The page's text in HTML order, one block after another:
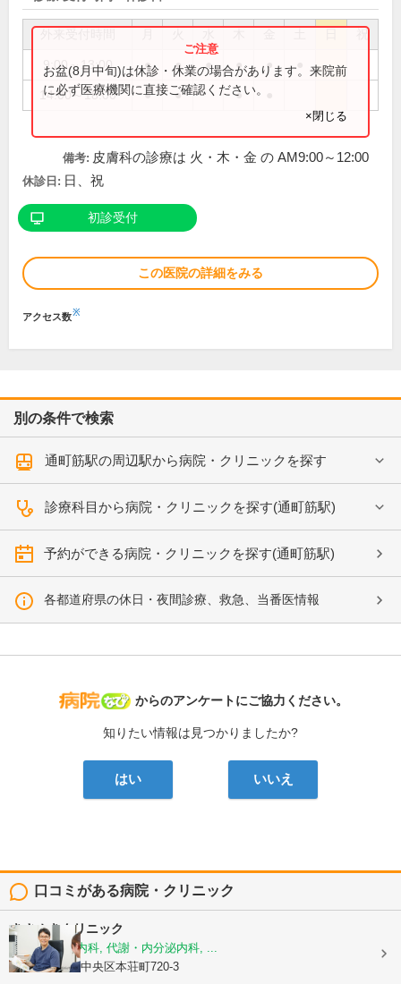
祝
9:00～13:00 ● ● ● ● ●
14:00～18:00 ● ● ●
お盆(8月中旬)は休診・休業の場合があります。来院前
に必ず医療機関に直接ご確認ください。
×閉じる
備考: 皮膚科の診療は 火・木・金 の AM9:00～12:00
休診日: 日、祝
初診受付
この医院の詳細をみる
アクセス数※
別の条件で検索
通町筋駅の周辺駅から病院・クリニックを探す
診療科目から病院・クリニックを探す(通町筋駅)
予約ができる病院・クリニックを探す(通町筋駅)
各都道府県の休日・夜間診療、救急、当番医情報
病院なび
からのアンケートにご協力ください。
知りたい情報は見つかりましたか?
はい いいえ
口コミがある病院・クリニック
きさぬきクリニック
糖尿病内科, 内科, 代謝・内分泌内科, ...
熊本県熊本市中央区本荘町720-3